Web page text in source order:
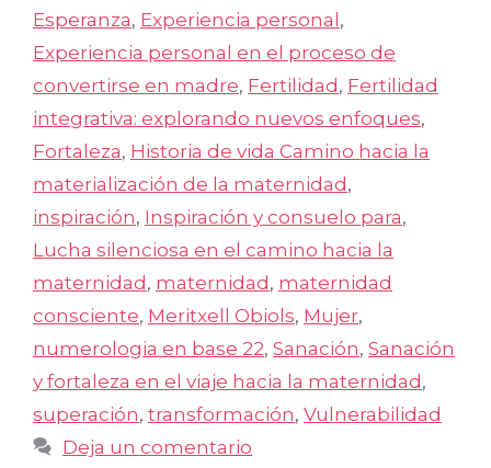
Esperanza, Experiencia personal ,
Experiencia personal en el proceso de
convertirse en madre, Fertilidad , Fertilidad
integrativa: explorando nuevos enfoques,
Fortaleza, Historia de vida Camino hacia la
materialización de la maternidad ,
inspiración, Inspiración y consuelo para,
Lucha silenciosa en el camino hacia la
maternidad , maternidad , maternidad
consciente, Meritxell Obiols, Mujer,
numerologia en base 22, Sanación, Sanación
y fortaleza en el viaje hacia la maternidad ,
superación, transformación, Vulnerabilidad
Deja un comentario